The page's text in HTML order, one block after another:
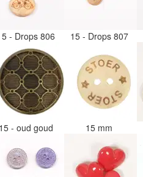
- Drops 806 15 - Drops 807
- oud goud 15 mm